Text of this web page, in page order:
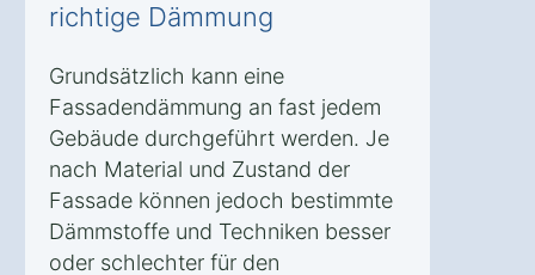
richtige Dämmung
Grundsätzlich kann eine
Fassadendämmung an fast jedem
Gebäude durchgeführt werden. Je
nach Material und Zustand der
Fassade können jedoch bestimmte
Dämmstoffe und Techniken besser
oder schlechter für den